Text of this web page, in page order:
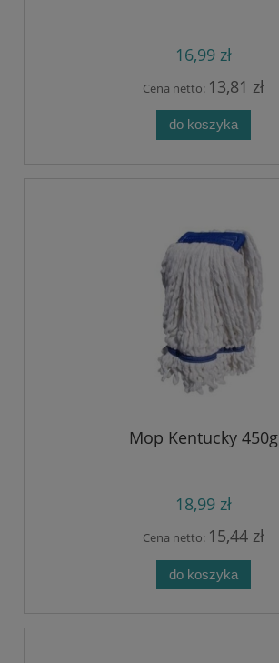
16,99 zł
Cena netto: 13,81 zł
do koszyka
Mop Kentucky 450g
18,99 zł
Cena netto: 15,44 zł
do koszyka